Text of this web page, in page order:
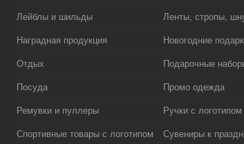
Лейблы и шильды Ленты, стропы,
Наградная продукция Новогодние
Отдых Подарочные
Посуда Промо одежда
Ремувки и пуллеры Ручки с логотипом
Спортивные товары с логотипом Сувениры к